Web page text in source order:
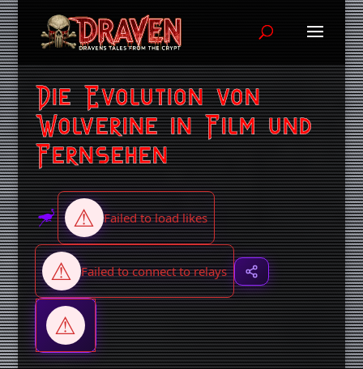
Die Evolution von
Wolverine in Film und
Fernsehen